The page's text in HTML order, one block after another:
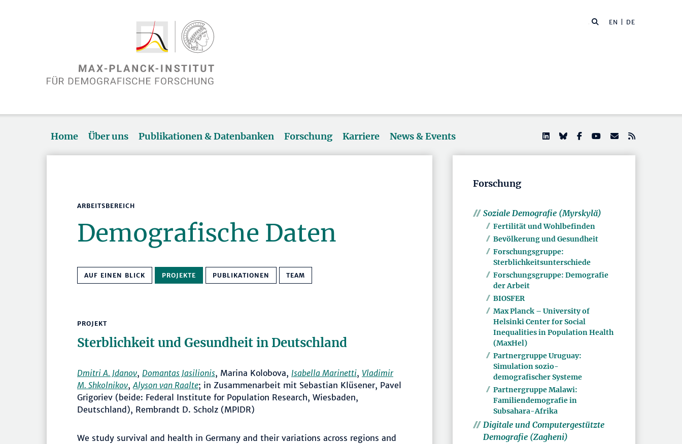
EN | DE
Home Über uns Publikationen & Datenbanken Forschung Karriere News & Events
ARBEITSBEREICH
Demografische Daten
AUF EINEN BLICK PROJEKTE PUBLIKATIONEN TEAM
PROJEKT
Sterblichkeit und Gesundheit in Deutschland
Dmitri A. Jdanov, Domantas Jasilionis, Marina Kolobova, Isabella Marinetti, Vladimir
M. Shkolnikov,Alyson van Raalte; in Zusammenarbeit mit Sebastian Klüsener, Pavel
Grigoriev (beide: Federal Institute for Population Research, Wiesbaden,
Deutschland), Rembrandt D. Scholz (MPIDR)
We study survival and health in Germany and their variations across regions and
Forschung
Soziale Demografie (Myrskylä)
Fertilität und Wohlbefinden
Bevölkerung und Gesundheit
Forschungsgruppe:
Sterblichkeitsunterschiede
Forschungsgruppe: Demografie
der Arbeit
BIOSFER
Max Planck – University of
Helsinki Center for Social
Inequalities in Population Health
(MaxHel)
Partnergruppe Uruguay:
Simulation sozio-
demografischer Systeme
Partnergruppe Malawi:
Familiendemografie in
Subsahara-Afrika
Digitale und Computergestützte
Demografie (Zagheni)